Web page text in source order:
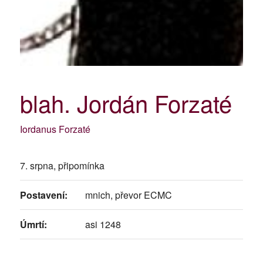
blah. Jordán Forzaté
Iordanus Forzaté
7. srpna, připomínka
Postavení: mnich, převor ECMC
Úmrtí: asi 1248